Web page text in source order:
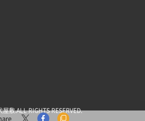
敷.ALL RIGHTS RESERVED.